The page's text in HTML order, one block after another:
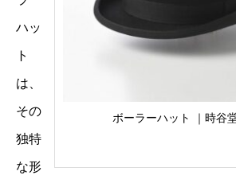
ボーラーハット ｜時谷
ハッ
ト
は、
その
独特
な形